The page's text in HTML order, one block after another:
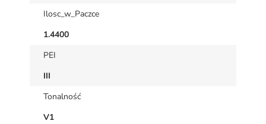
Ilosc_w_Paczce
1.4400
PEI
III
Tonalność
V1